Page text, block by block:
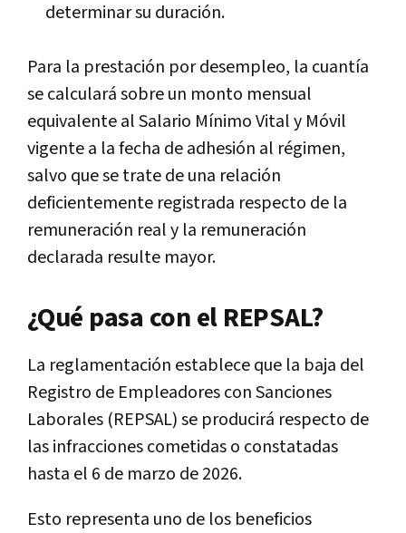
determinar su duración.
Para la prestación por desempleo, la cuantía
se calculará sobre un monto mensual
equivalente al Salario Mínimo Vital y Móvil
vigente a la fecha de adhesión al régimen,
salvo que se trate de una relación
deficientemente registrada respecto de la
remuneración real y la remuneración
declarada resulte mayor.
¿Qué pasa con el REPSAL?
La reglamentación establece que la baja del
Registro de Empleadores con Sanciones
Laborales (REPSAL) se producirá respecto de
las infracciones cometidas o constatadas
hasta el 6 de marzo de 2026.
Esto representa uno de los beneficios